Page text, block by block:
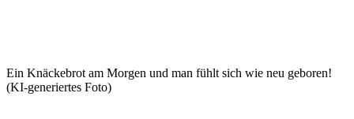
Ein Knäckebrot am Morgen und man fühlt sich wie neu geboren!
(KI-generiertes Foto)